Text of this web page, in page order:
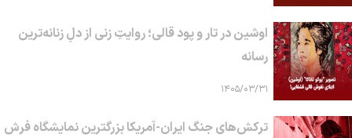
اوشین در تار و پود قالی؛ روایتِ زنی از دلِ زنانه‌ترین
رسانه
۱۴۰۵/۰۳/۳۱
ترکش‌های جنگ ایران-آمریکا بزرگترین نمایشگاه فرش